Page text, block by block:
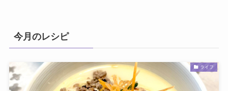
今月のレシピ
ライフ